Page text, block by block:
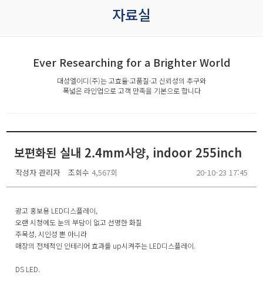
자료실
Ever Researching for a Brighter World
대성엘이디(주)는 고효율·고품질·고 신뢰성의 추구와
폭넓은 라인업으로 고객 만족을 기본으로 합니다
보편화된 실내 2.4mm사양, indoor 255inch
작성자 관리자 조회수 4,567회 20-10-23 17:45
광고 홍보용 LED디스플레이,
오랜 시청에도 눈의 부담이 없고 선명한 화질
주목성, 시인성 뿐 아니라
매장의 전체적인 인테리어 효과를 up시켜주는 LED디스플레이.
DS LED.